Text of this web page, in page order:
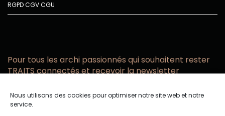
Nous utilisons des cookies pour optimiser notre site web et notre
service.
RGPDCGVCGU
Pour tous les archi passionnés qui souhaitent rester
TRAITS connectés et recevoir la newsletter
email